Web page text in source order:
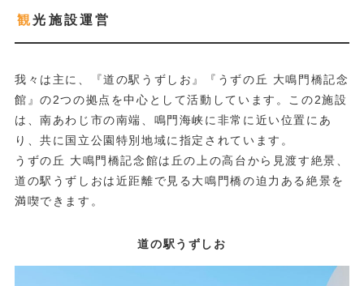
観光施設運営
我々は主に、『道の駅うずしお』『うずの丘 大鳴門橋記念
館』の2つの拠点を中心として活動しています。この2施設
は、南あわじ市の南端、鳴門海峡に非常に近い位置にあ
り、共に国立公園特別地域に指定されています。
うずの丘 大鳴門橋記念館は丘の上の高台から見渡す絶景、
道の駅うずしおは近距離で見る大鳴門橋の迫力ある絶景を
満喫できます。
道の駅うずしお